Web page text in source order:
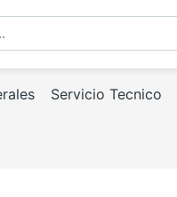
Servicio Tecnico